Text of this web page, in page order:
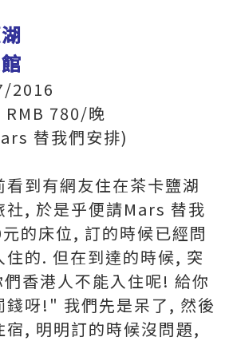
2016
RMB 780/晚
替我們安排)
到有網友住在茶卡鹽湖
社, 於是乎便請Mars 替我
的床位, 訂的時候已經問
住的. 但在到達的時候, 突
香港人不能入住呢! 給你
錢呀!" 我們先是呆了, 然後
宿, 明明訂的時候沒問題,